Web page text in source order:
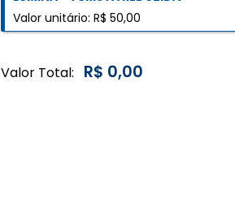
Valor unitário: R$ 50,00
Valor Total: R$ 0,00